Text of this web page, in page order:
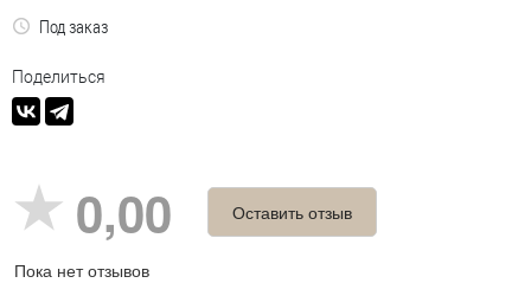
Под заказ
Поделиться
0,00
Пока нет отзывов
Оставить отзыв